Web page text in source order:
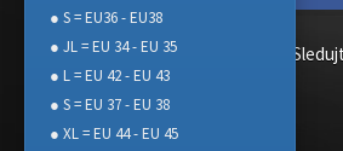
● S = EU36 - EU38
● JL = EU 34 - EU 35
● L = EU 42 - EU 43
● S = EU 37 - EU 38
● XL = EU 44 - EU 45